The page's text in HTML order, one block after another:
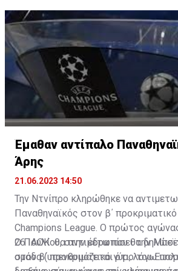
κλειδώσει τη συμμετοχή του
φάση του Κόνφερενς Λιγκ.
Έμαθαν αντίπαλο
Άρης
21.06.2023 14:50
Την Ντνίπρο κληρώθηκε να
Παναθηναϊκός στον β΄
Champions League. Ο πρώτος
26 Ιουλίου, στην έδρα που θα
ομάδα (υπενθυμόζεται ότι, λόγω
Ο ΠΑΟΚ θα αντιμετωπίσει την
στον β΄ προκριματικό γύρο του